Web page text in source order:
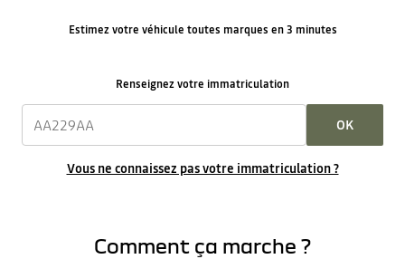
Estimez votre véhicule toutes marques en 3 minutes
Renseignez votre immatriculation
OK
Vous ne connaissez pas votre immatriculation ?
Comment ça marche ?